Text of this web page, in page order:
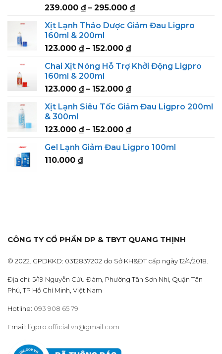
239.000 ₫ – 295.000 ₫Price
239.000 ₫
Xịt Lạnh Thảo Dược Giảm Đau Ligpro
160ml & 200ml
123.000 ₫ – 152.000 ₫Price
123.000 ₫
152.000 ₫
Chai Xịt Nóng Hỗ Trợ Khởi Động Ligpro
160ml & 200ml
123.000 ₫ – 152.000 ₫Price
123.000 ₫
152.000 ₫
Xịt Lạnh Siêu Tốc Giảm Đau Ligpro 200ml
& 300ml
123.000 ₫ – 152.000 ₫Price
123.000 ₫
Gel Lạnh Giảm Đau Ligpro 100ml
110.000 ₫
CÔNG TY CỔ PHẦN DP & TBYT QUANG THỊNH
© 2022. GPDKKD: 0312837202 do Sở KH&ĐT cấp ngày 12/4/2018.
Địa chỉ: 5/19 Nguyễn Cửu Đàm, Phường Tân Sơn Nhì, Quận Tân
Phú, TP Hồ Chí Minh, Việt Nam
Hotline: 093 908 65 79
Email: ligpro.official.vn@gmail.com